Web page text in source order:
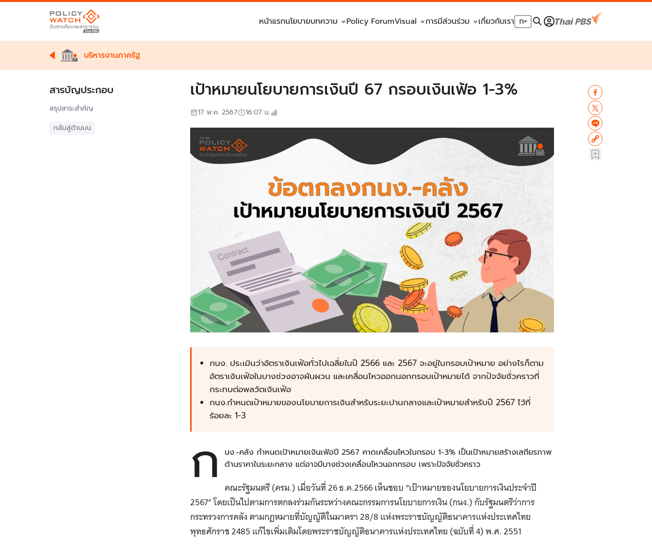
หน้าแรกนโยบายบทความ Policy ForumVisual การมีส่วนร่วม เกี่ยวกับเรา ก+
บริหารงานภาครัฐ
สารบัญประกอบ
สรุปสาระสำคัญ
กลับสู่ด้านบน
เป้าหมายนโยบายการเงินปี 67 กรอบเงินเฟ้อ 1-3%
17 พ.ค. 2567 16:07 น.
กนง. ประเมินว่าอัตราเงินเฟ้อทั่วไปเฉลี่ยในปี 2566 และ 2567 จะอยู่ในกรอบเป้าหมาย อย่างไรก็ตาม
อัตราเงินเฟ้อในบางช่วงอาจผันผวน และเคลื่อนไหวออกนอกกรอบเป้าหมายได้ จากปัจจัยชั่วคราวที่
กระทบต่อพลวัตเงินเฟ้อ
กนง.กำหนดเป้าหมายของนโยบายการเงินสำหรับระยะปานกลางและเป้าหมายสำหรับปี 2567 ไว้ที่
ร้อยละ 1-3
ก
นง.-คลัง กำหนดเป้าหมายเงินเฟ้อปี 2567 คาดเคลื่อนไหวในกรอบ 1-3% เป็นเป้าหมายสร้างเสถียรภาพ
ด้านราคาในระยะกลาง แต่อาจมีบางช่วงเคลื่อนไหวนอกกรอบ เพราะปัจจัยชั่วคราว
คณะรัฐมนตรี (ครม.) เมื่อวันที่ 26 ธ.ค.2566 เห็นชอบ “เป้าหมายของนโยบายการเงินประจำปี
2567” โดยเป็นไปตามการตกลงร่วมกันระหว่างคณะกรรมการนโยบายการเงิน (กนง.) กับรัฐมนตรีว่าการ
กระทรวงการคลัง ตามกฎหมายที่บัญญัติในมาตรา 28/8 แห่งพระราชบัญญัติธนาคารแห่งประเทศไทย
พุทธศักราช 2485 แก้ไขเพิ่มเติมโดยพระราชบัญญัติธนาคารแห่งประเทศไทย (ฉบับที่ 4) พ.ศ. 2551